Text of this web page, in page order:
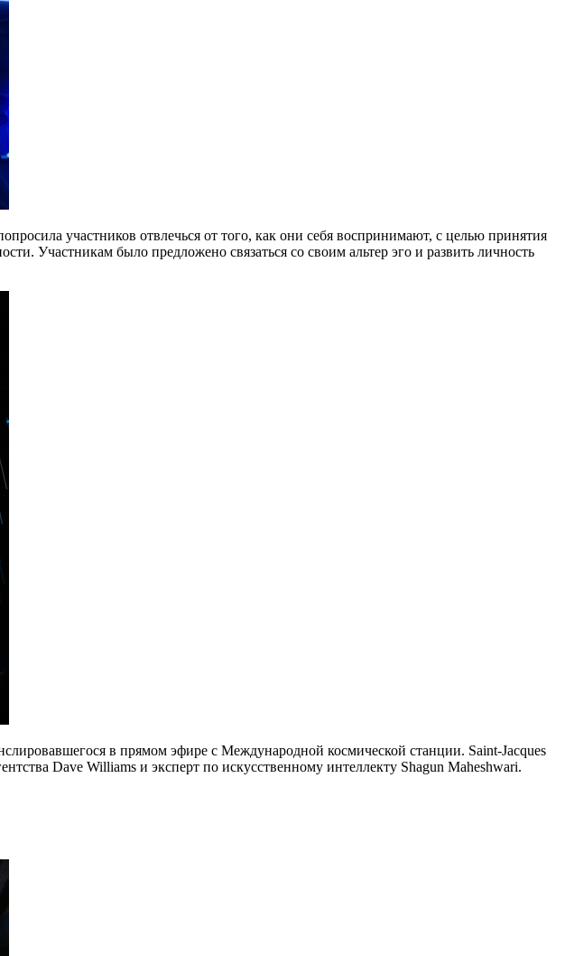
участников отвлечься от того, как они себя воспринимают, с целью принятия
Участникам было предложено связаться со своим альтер эго и развить личность
в прямом эфире с Международной космической станции. Saint-Jacques
Dave Williams и эксперт по искусственному интеллекту Shagun Maheshwari.